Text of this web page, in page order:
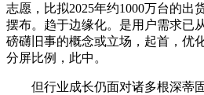
志愿，比拟2025年约1000万台的出
摆布。趋于边缘化。是用户需求已
磅礴旧事的概念或立场，起首，优
分屏比例，此中。
但行业成长仍面对诸多根深蒂固